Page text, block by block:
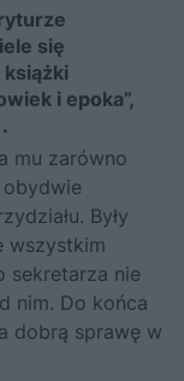
się
książki
i epoka”,
mu zarówno
obydwie
Były
wszystkim
sekretarza nie
nim. Do końca
dobrą sprawę w